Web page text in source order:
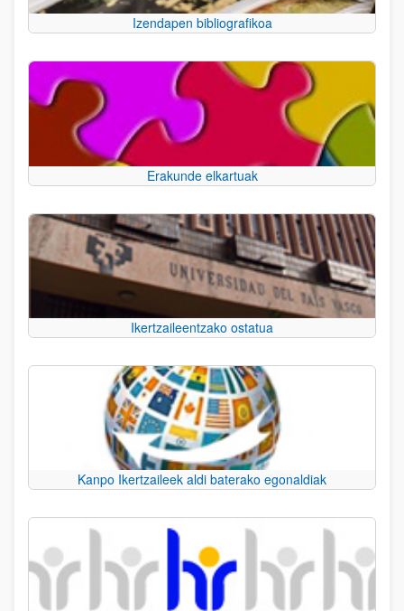
Izendapen bibliografikoa
Erakunde elkartuak
Ikertzaileentzako ostatua
Kanpo Ikertzaileek aldi baterako egonaldiak